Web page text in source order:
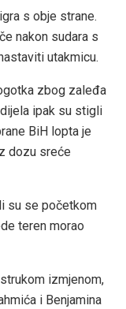
s obje strane.
nakon sudara s
utakmicu.
zbog zaleđa
ipak su stigli
BiH lopta je
dozu sreće
su se početkom
teren morao
izmjenom,
i Benjamina